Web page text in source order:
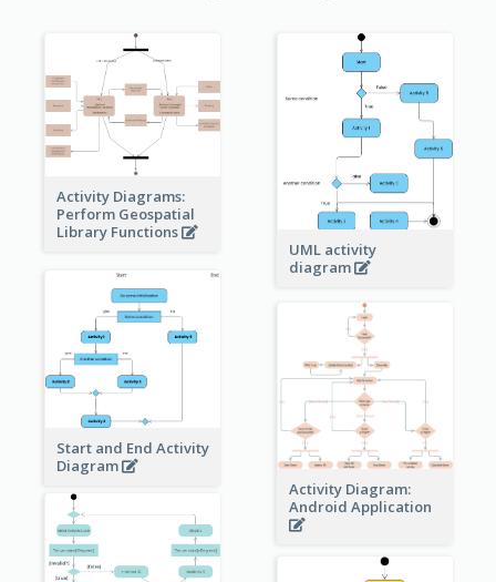
Activity Diagrams:
Perform Geospatial
Library Functions
UML activity
diagram
Start and End Activity
Diagram
Activity Diagram:
Android Application